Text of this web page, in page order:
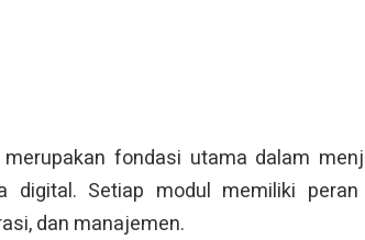
fondasi utama dalam
digital. Setiap modul memiliki
dan manajemen.